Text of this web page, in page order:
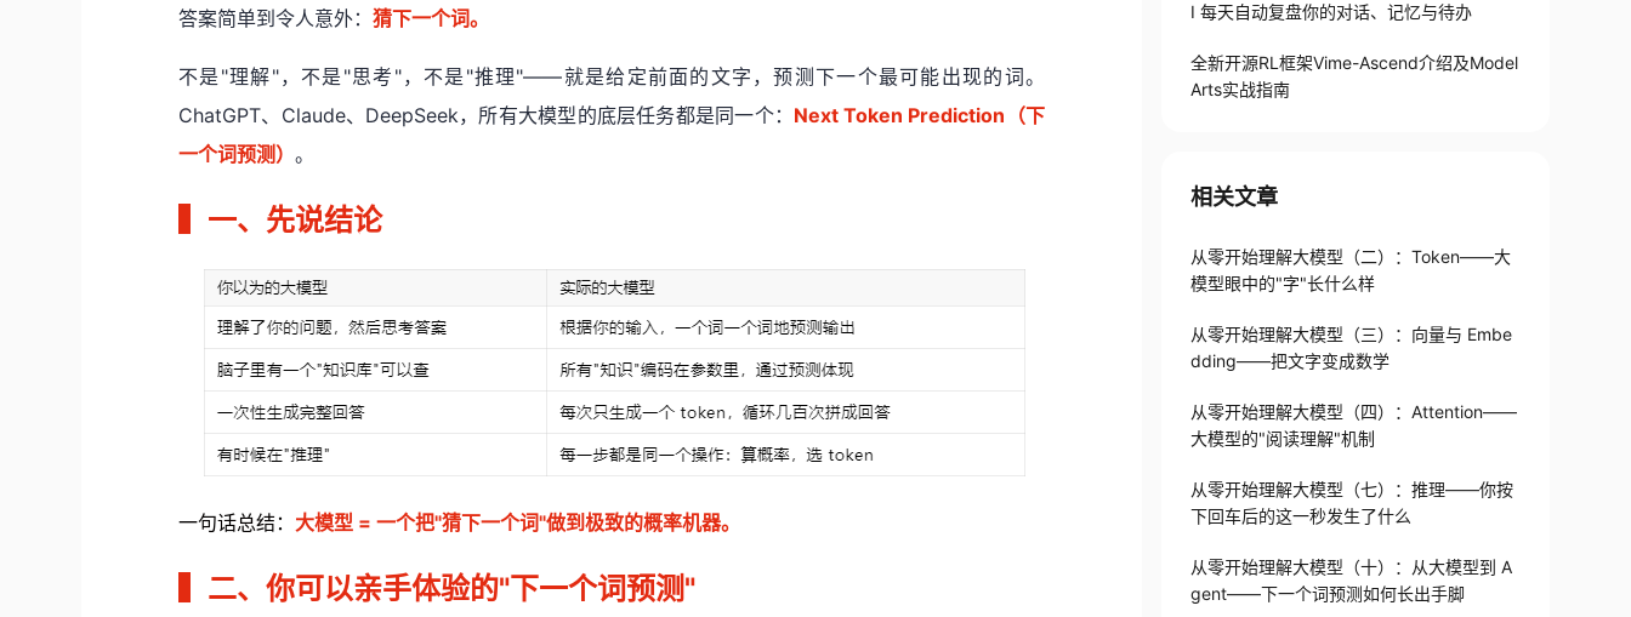
答案简单到令人意外：猜下一个词。
不是"理解"，不是"思考"，不是"推理"——就是给定前面的文字，预测下一个最可能出现的词。
ChatGPT、Claude、DeepSeek，所有大模型的底层任务都是同一个： Next Token Prediction（下
一个词预测）。
一、先说结论
一句话总结： 大模型 = 一个把"猜下一个词"做到极致的概率机器。
二、你可以亲手体验的"下一个词预测"
I 每天自动复盘你的对话、记忆与待办
全新开源RL框架Vime-Ascend介绍及Model
Arts实战指南
相关文章
从零开始理解大模型（二）：Token——大
模型眼中的"字"长什么样
从零开始理解大模型（三）：向量与 Embe
dding——把文字变成数学
从零开始理解大模型（四）：Attention——
大模型的"阅读理解"机制
从零开始理解大模型（七）：推理——你按
下回车后的这一秒发生了什么
从零开始理解大模型（十）：从大模型到 A
gent——下一个词预测如何长出手脚